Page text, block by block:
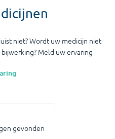
niet? Wordt uw medicijn niet
Meld uw ervaring
gevonden